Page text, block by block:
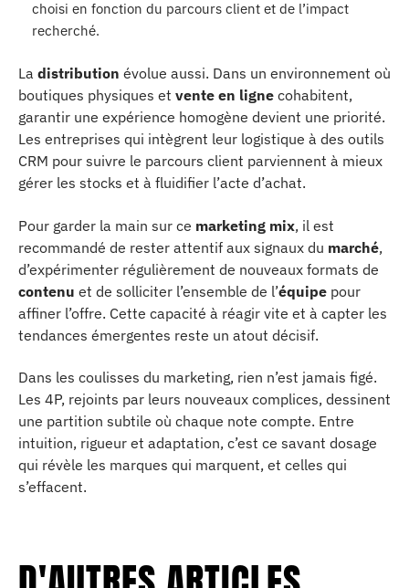
choisi en fonction du parcours client et de l’impact
recherché.
La distribution évolue aussi. Dans un environnement où
boutiques physiques et vente en ligne cohabitent,
garantir une expérience homogène devient une priorité.
Les entreprises qui intègrent leur logistique à des outils
CRM pour suivre le parcours client parviennent à mieux
gérer les stocks et à fluidifier l’acte d’achat.
Pour garder la main sur ce marketing mix, il est
recommandé de rester attentif aux signaux du marché,
d’expérimenter régulièrement de nouveaux formats de
contenu et de solliciter l’ensemble de l’équipe pour
affiner l’offre. Cette capacité à réagir vite et à capter les
tendances émergentes reste un atout décisif.
Dans les coulisses du marketing, rien n’est jamais figé.
Les 4P, rejoints par leurs nouveaux complices, dessinent
une partition subtile où chaque note compte. Entre
intuition, rigueur et adaptation, c’est ce savant dosage
qui révèle les marques qui marquent, et celles qui
s’effacent.